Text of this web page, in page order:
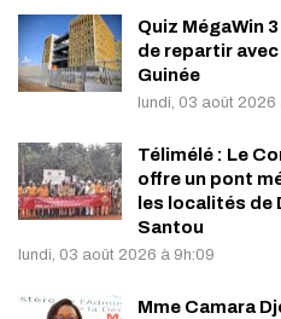
Quiz MégaWin
de repartir
Guinée
lundi, 03 août 2026
Télimélé : Le
offre un pont
les localités de
Santou
lundi, 03 août 2026 à 9h:09
Mme Camara